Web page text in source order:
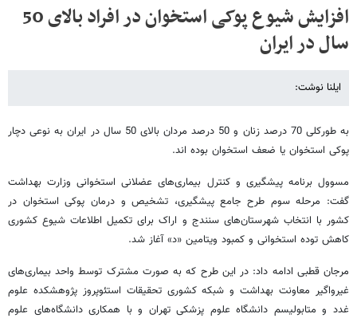
افزایش شیوع پوکی استخوان در افراد بالای 50
سال در ایران
ایلنا نوشت:
به ‌طورکلی 70 درصد زنان و 50 درصد مردان بالای 50 سال در ایران به نوعی دچار
پوکی استخوان یا ضعف استخوان بوده اند.
مسوول برنامه پیشگیری و کنترل بیماری‌های عضلانی استخوانی وزارت بهداشت
گفت: مرحله سوم طرح جامع پیشگیری، تشخیص و درمان پوکی استخوان در
کشور با انتخاب شهرستان‌های سنندج و اراک برای تکمیل اطلاعات شیوع کشوری
کاهش توده استخوانی و کمبود ویتامین «د» آغاز شد.
مرجان قطبی ادامه داد: در این طرح که به صورت مشترک توسط واحد بیماری‌های
غیرواگیر معاونت بهداشت و شبکه کشوری تحقیقات استئوپروز پژوهشکده علوم
غدد و متابولیسم دانشگاه علوم پزشکی تهران و با همکاری دانشگاه‌های علوم